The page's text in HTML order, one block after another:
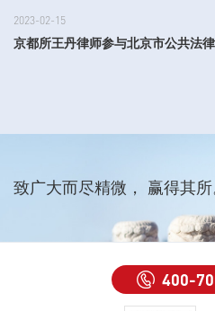
2023-02-15
京都所王丹律师参与北京市公共法
致广大而尽精微， 赢得其所
400-